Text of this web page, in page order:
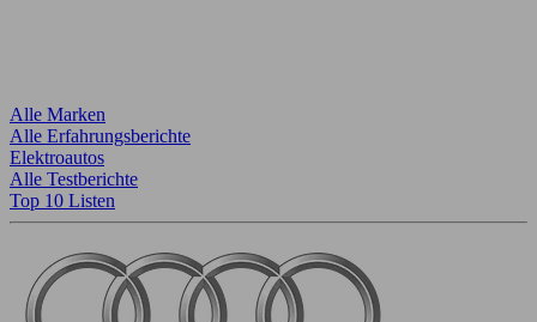
Alle Marken
Alle Erfahrungsberichte
Elektroautos
Alle Testberichte
Top 10 Listen